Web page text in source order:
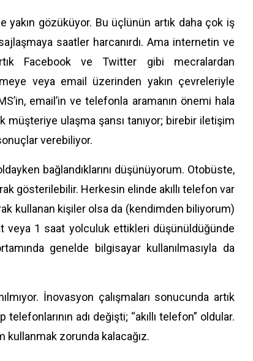
yakın gözüküyor. Bu üçlünün artık daha çok iş
saatler harcanırdı. Ama internetin ve
Facebook ve Twitter gibi mecralardan
veya email üzerinden yakın çevreleriyle
email’in ve telefonla aramanın önemi hala
ulaşma şansı tanıyor; birebir iletişim
verebiliyor.
bağlandıklarını düşünüyorum. Otobüste,
gösterilebilir. Herkesin elinde akıllı telefon var
kullanan kişiler olsa da (kendimden biliyorum)
veya 1 saat yolculuk ettikleri düşünüldüğünde
genelde bilgisayar kullanılmasıyla da
İnovasyon çalışmaları sonucunda artık
adı değişti; “akıllı telefon” oldular.
zorunda kalacağız.